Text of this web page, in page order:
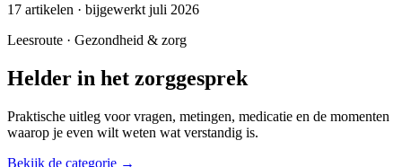
17 artikelen · bijgewerkt juli 2026
Leesroute · Gezondheid & zorg
Helder in het zorggesprek
Praktische uitleg voor vragen, metingen, medicatie en de momenten
waarop je even wilt weten wat verstandig is.
Bekijk de categorie →